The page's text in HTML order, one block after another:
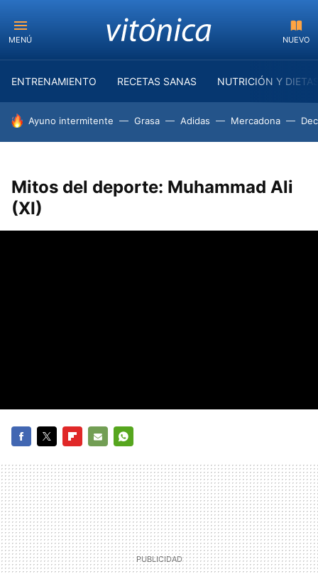
MENÚ NUEVO
ENTRENAMIENTO RECETAS SANAS NUTRICIÓN Y
HOY SE HABLA DE
Ayuno intermitente Grasa Adidas Mercadona
Mitos del deporte: Muhammad Ali
(XI)
MAIL